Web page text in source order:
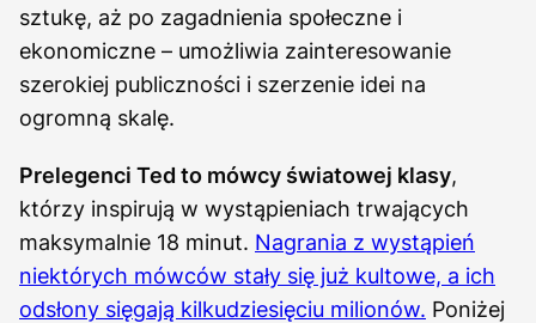
sztukę, aż po zagadnienia społeczne i
ekonomiczne – umożliwia zainteresowanie
szerokiej publiczności i szerzenie idei na
ogromną skalę.
Prelegenci Ted to mówcy światowej klasy,
którzy inspirują w wystąpieniach trwających
maksymalnie 18 minut. Nagrania z wystąpień
niektórych mówców stały się już kultowe, a ich
odsłony sięgają kilkudziesięciu milionów. Poniżej